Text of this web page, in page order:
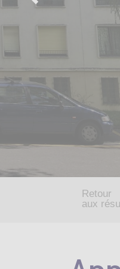
Retour
aux